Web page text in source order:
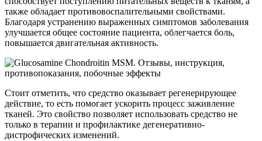
также обладает противовоспалительными свойствами.
Благодаря устранению выраженных симптомов заболевания
улучшается общее состояние пациента, облегчается боль,
повышается двигательная активность.
Стоит отметить, что средство оказывает регенерирующее
действие, то есть помогает ускорить процесс заживление
тканей. Это свойство позволяет использовать средство не
только в терапии и профилактике дегенеративно-
дистрофических изменений.